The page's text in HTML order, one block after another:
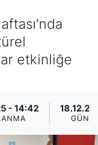
etkinliğe
- 14:42